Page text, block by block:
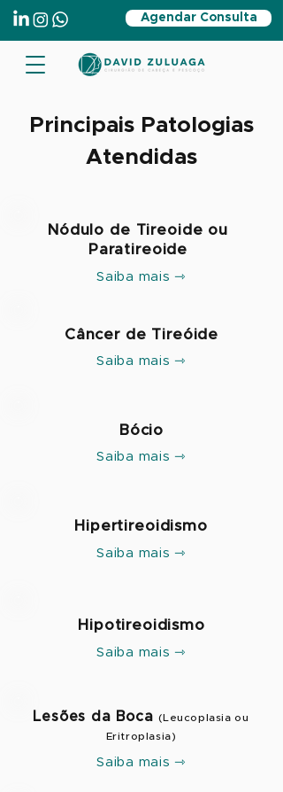
Agendar Consulta
Principais Patologias
Atendidas
Nódulo de Tireoide ou
Paratireoide
Saiba mais ⇾
Câncer de Tireóide
Saiba mais ⇾
​Bócio
Saiba mais ⇾
Hipertireoidismo
Saiba mais ⇾
Hipotireoidismo
Saiba mais ⇾
Lesões da Boca(Leucoplasia ou
Eritroplasia)
Saiba mais ⇾